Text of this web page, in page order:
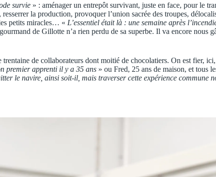
survie » : aménager un entrepôt survivant, juste en face, pour le
la production, provoquer l’union sacrée des troupes,
petits miracles… « L’essentiel était là : une semaine après
de Gillotte n’a rien perdu de sa superbe. Il va encore nous
trentaine de collaborateurs dont moitié de chocolatiers. On est fier,
premier apprenti il y a 35 ans » ou Fred, 25 ans de maison, et tous
le navire, ainsi soit-il, mais traverser cette expérience commune